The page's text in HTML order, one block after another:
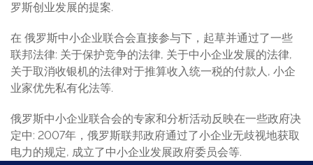
罗斯创业发展的提案.
在 俄罗斯中小企业联合会直接参与下，起草并通过了一些
联邦法律: 关于保护竞争的法律, 关于中小企业发展的法律,
关于取消收银机的法律对于推算收入统一税的付款人, 小企
业家优先私有化法等.
俄罗斯中小企业联合会的专家和分析活动反映在一些政府决
定中: 2007年，俄罗斯联邦政府通过了小企业无歧视地获取
电力的规定, 成立了中小企业发展政府委员会等.